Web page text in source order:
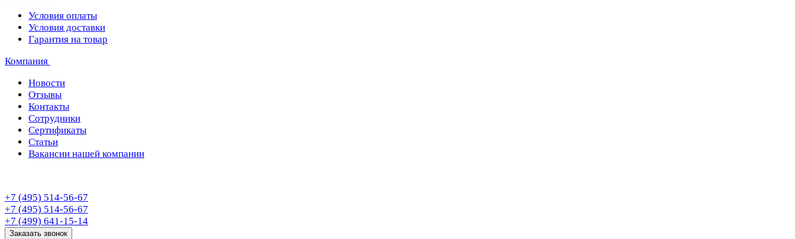
Условия оплаты
Условия доставки
Гарантия на товар
Компания
Новости
Отзывы
Контакты
Сотрудники
Сертификаты
Статьи
Вакансии нашей компании
+7 (495) 514-56-67
+7 (495) 514-56-67
+7 (499) 641-15-14
Заказать звонок